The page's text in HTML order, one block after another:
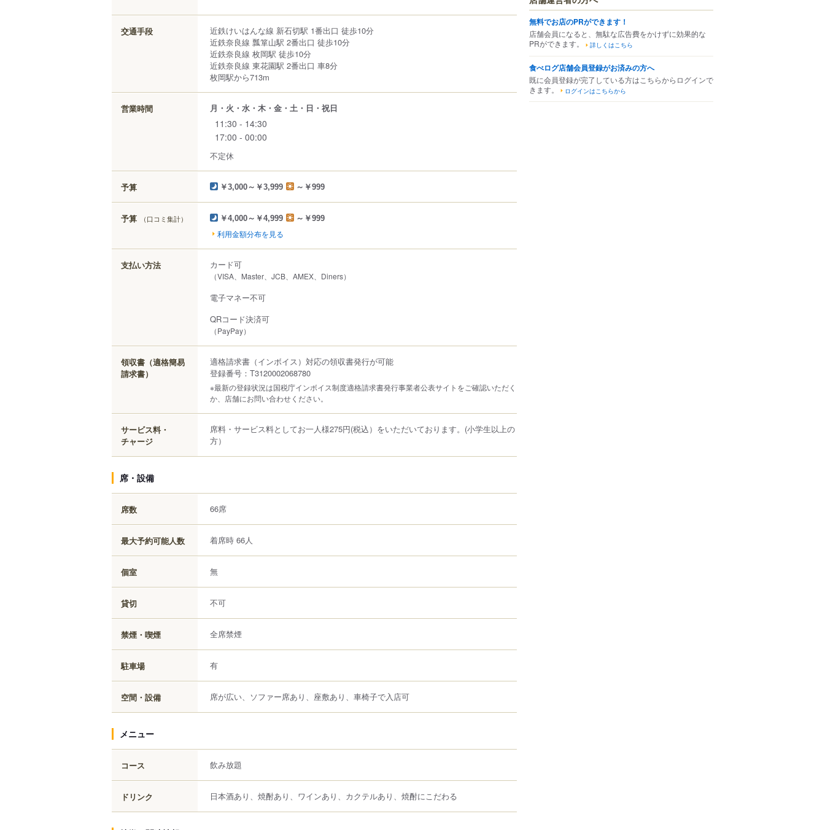
交通手段
近鉄けいはんな線 新石切駅 1番出口 徒歩10分
近鉄奈良線 瓢箪山駅 2番出口 徒歩10分
近鉄奈良線 枚岡駅 徒歩10分
近鉄奈良線 東花園駅 2番出口 車8分
枚岡駅から713m
営業時間 月・火・水・木・金・土・日・祝日
11:30 - 14:30
17:00 - 00:00
不定休
予算 ￥3,000～￥3,999 ～￥999
予算 （口コミ集計） ￥4,000～￥4,999 ～￥999
利用金額分布を見る
支払い方法 カード可
（VISA、Master、JCB、AMEX、Diners）
電子マネー不可
QRコード決済可
（PayPay）
領収書（適格簡易
請求書）
適格請求書（インボイス）対応の領収書発行が可能
登録番号：T3120002068780
※最新の登録状況は国税庁インボイス制度適格請求書発行事業者公表サイトをご確認いただく
か、店舗にお問い合わせください。
サービス料・
チャージ
席料・サービス料としてお一人様275円(税込）をいただいております。(小学生以上の
方）
席・設備
席数 66席
最大予約可能人数 着席時 66人
個室 無
貸切 不可
禁煙・喫煙 全席禁煙
駐車場 有
空間・設備 席が広い、ソファー席あり、座敷あり、車椅子で入店可
メニュー
コース 飲み放題
ドリンク 日本酒あり、焼酎あり、ワインあり、カクテルあり、焼酎にこだわる
無料でお店のPRができます！
店舗会員になると、無駄な広告費をかけずに効果的な
PRができます。
詳しくはこちら
食べログ店舗会員登録がお済みの方へ
既に会員登録が完了している方はこちらからログインで
きます。
ログインはこちらから